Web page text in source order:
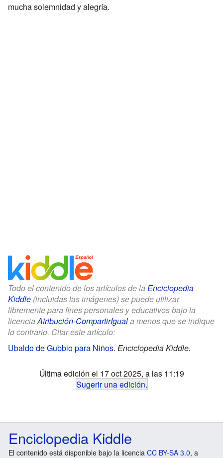
mucha solemnidad y alegría.
Todo el contenido de los artículos de la Enciclopedia
Kiddle (incluidas las imágenes) se puede utilizar
libremente para fines personales y educativos bajo la
licenciaAtribución-CompartirIguala menos que se indique
lo contrario. Citar este artículo:
Ubaldo de Gubbio para Niños. Enciclopedia Kiddle.
Última edición el 17 oct 2025, a las 11:19
Sugerir una edición.
Enciclopedia Kiddle
El contenido está disponible bajo la licencia CC BY-SA 3.0, a